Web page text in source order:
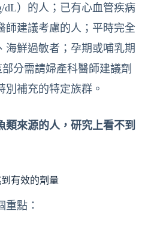
dL）的人；已有心血管疾病
師建議考慮的人；平時完全
海鮮過敏者；孕期或哺乳期
分需請婦產科醫師建議劑
別補充的特定族群。
類來源的人，研究上看不到
有效的劑量
重點：